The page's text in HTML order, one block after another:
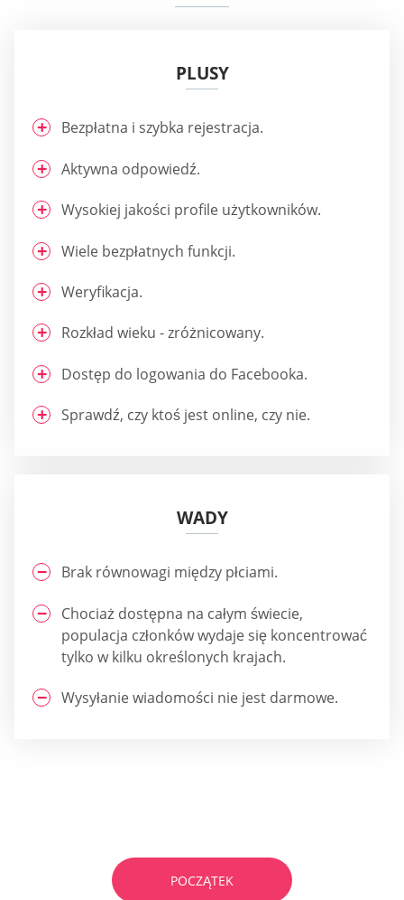
PLUSY
Bezpłatna i szybka rejestracja.
Aktywna odpowiedź.
Wysokiej jakości profile użytkowników.
Wiele bezpłatnych funkcji.
Weryfikacja.
Rozkład wieku - zróżnicowany.
Dostęp do logowania do Facebooka.
Sprawdź, czy ktoś jest online, czy nie.
WADY
Brak równowagi między płciami.
Chociaż dostępna na całym świecie,
populacja członków wydaje się koncentrować
tylko w kilku określonych krajach.
Wysyłanie wiadomości nie jest darmowe.
POCZĄTEK